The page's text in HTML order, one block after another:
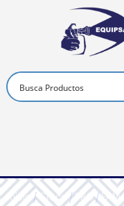
Inicio/Graco/PRO/